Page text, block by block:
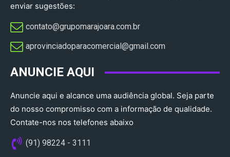
enviar sugestões:
contato@grupomarajoara.com.br
aprovinciadoparacomercial@gmail.com​
ANUNCIE AQUI
Anuncie aqui e alcance uma audiência global. Seja parte
do nosso compromisso com a informação de qualidade.
Contate-nos nos telefones abaixo
(91) 98224 - 3111